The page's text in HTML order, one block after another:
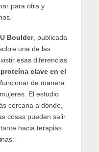
para otra y
Boulder, publicada
una de las
esas diferencias
proteína clave en el
de manera
El estudio
cercana a dónde,
cosas pueden salir
hacia terapias